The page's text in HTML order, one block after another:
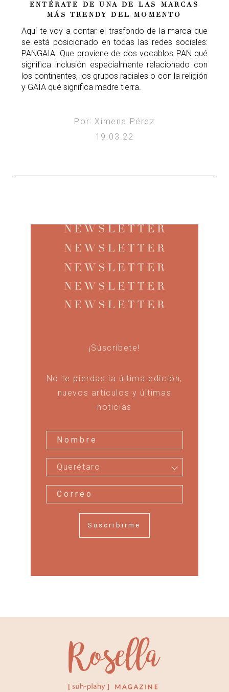
ENTÉRATE DE UNA DE LAS MARCAS
MÁS TRENDY DEL MOMENTO
Aquí te voy a contar el trasfondo de la marca que
se está posicionado en todas las redes sociales:
PANGAIA. Que proviene de dos vocablos PAN qué
significa inclusión especialmente relacionado con
los continentes, los grupos raciales o con la religión
y GAIA qué significa madre tierra.
Por: Ximena Pérez
19.03.22
¡Súscríbete!
No te pierdas la última edición,
nuevos artículos y últimas
noticias
Querétaro
Suscribirme